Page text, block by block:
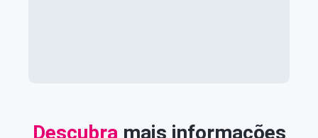
Descubra mais informações